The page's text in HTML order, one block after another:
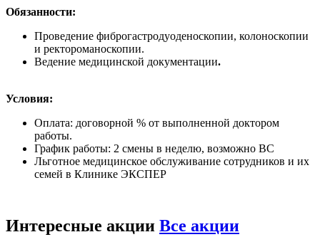
Обязанности:
Проведение фиброгастродуоденоскопии, колоноскопии
и ректороманоскопии.
Ведение медицинской документации.
Условия:
Оплата: договорной % от выполненной доктором
работы.
График работы: 2 смены в неделю, возможно ВС
Льготное медицинское обслуживание сотрудников и их
семей в Клинике ЭКСПЕР
Интересные акции Все акции